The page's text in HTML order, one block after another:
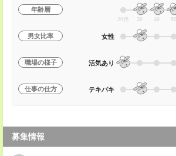
年齢層
20代 30 40 50
男女比率 女性
職場の様子 活気あり
仕事の仕方 テキパキ
募集情報